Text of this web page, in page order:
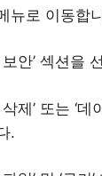
뉴로 이동합
안’ 섹션을
제’ 또는 ‘데
.